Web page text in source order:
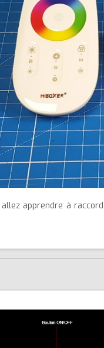
apprendre à